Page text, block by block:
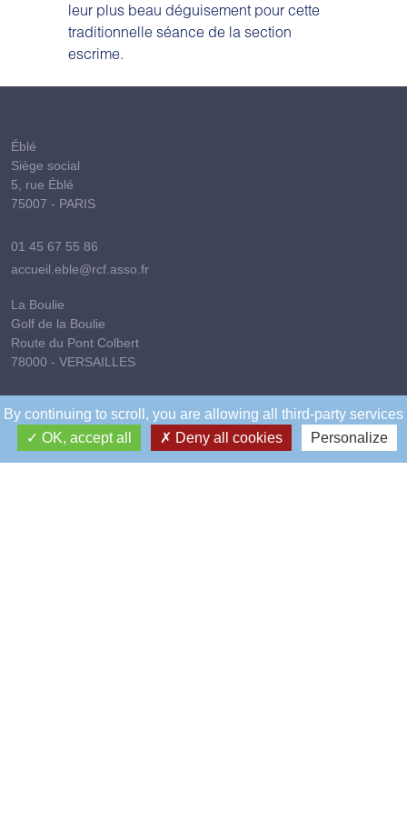
leur plus beau déguisement pour cette
traditionnelle séance de la section
escrime.
Éblé
Siège social
5, rue Éblé
75007 - PARIS
01 45 67 55 86
accueil.eble@rcf.asso.fr
La Boulie
Golf de la Boulie
Route du Pont Colbert
78000 - VERSAILLES
01 39 50 59 41
golfdelaboulie@rcf.asso.fr
Saussure
By continuing to scroll, you are allowing all third-party services
OK, accept all
Deny all cookies Personalize